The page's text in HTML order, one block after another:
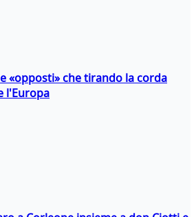
«opposti» che tirando la corda
l'Europa